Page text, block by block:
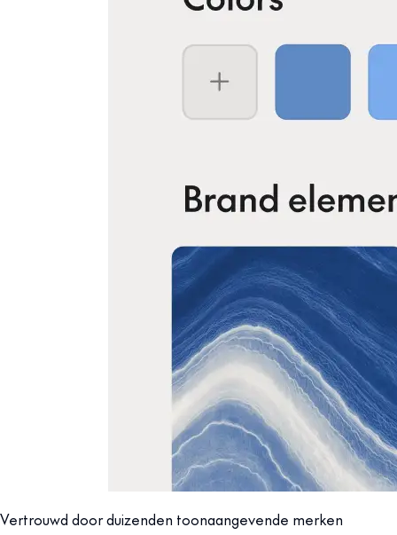
Vertrouwd door duizenden toonaangevende merken